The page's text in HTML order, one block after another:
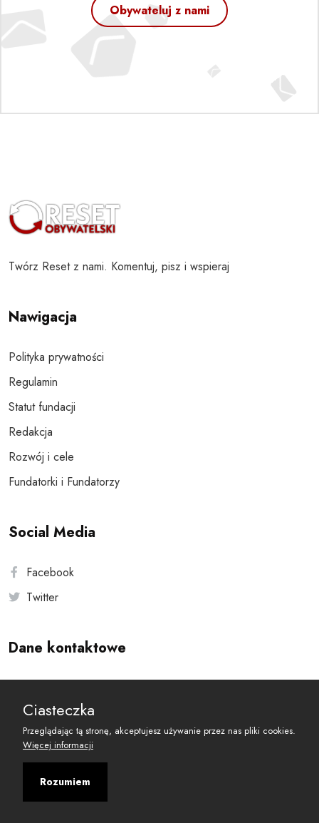
Obywateluj z nami
Twórz Reset z nami. Komentuj, pisz i wspieraj
Nawigacja
Polityka prywatności
Regulamin
Statut fundacji
Redakcja
Rozwój i cele
Fundatorki i Fundatorzy
Social Media
Facebook
Twitter
Dane kontaktowe
reset@resetobywatelski.pl
Ciasteczka
Przeglądając tą stronę, akceptujesz używanie przez nas pliki cookies.
Więcej informacji
Rozumiem